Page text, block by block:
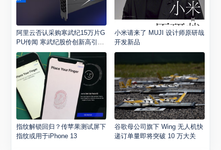
阿里云否认采购寒武纪15万片G
PU传闻 寒武纪股价创新高引关
注
小米请来了 MUJI 设计师原研哉
开发新品
指纹解锁回归？传苹果测试屏下
指纹或用于iPhone 13
谷歌母公司旗下 Wing 无人机快
递订单量即将突破 10 万大关